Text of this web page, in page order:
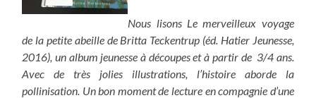
Nous lisons Le merveilleux voyage
de la petite abeille de Britta Teckentrup (éd. Hatier Jeunesse,
2016), un album jeunesse à découpes et à partir de 3/4 ans.
Avec de très jolies illustrations, l’histoire aborde la
pollinisation. Un bon moment de lecture en compagnie d’une